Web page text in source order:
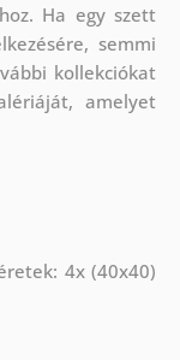
Ha egy szett
semmi
kollekciókat
amelyet
4x (40x40)